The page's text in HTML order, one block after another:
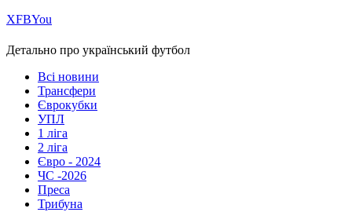
ХFBYou
Детально про український футбол
Всі новини
Трансфери
Єврокубки
УПЛ
1 ліга
2 ліга
Євро - 2024
ЧС -2026
Преса
Трибуна